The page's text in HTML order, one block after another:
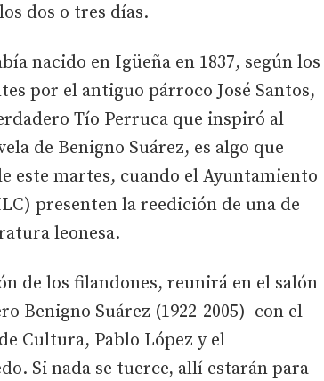
dos o tres días.
nacido en Igüeña en 1837, según los
por el antiguo párroco José Santos,
Tío Perruca que inspiró al
de Benigno Suárez, es algo que
este martes, cuando el Ayuntamiento
presenten la reedición de una de
leonesa.
de los filandones, reunirá en el salón
Benigno Suárez (1922-2005) con el
Cultura, Pablo López y el
Si nada se tuerce, allí estarán para